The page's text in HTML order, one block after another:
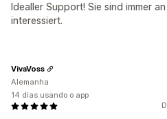
Idealler Support! Sie sind immer
interessiert.
VivaVoss
Alemanha
14 dias usando o app